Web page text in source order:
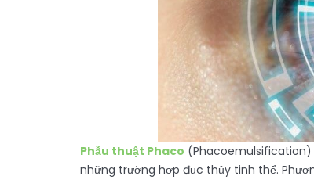
Phẫu thuật Phaco
những trường hợp đục thủy tinh thể.